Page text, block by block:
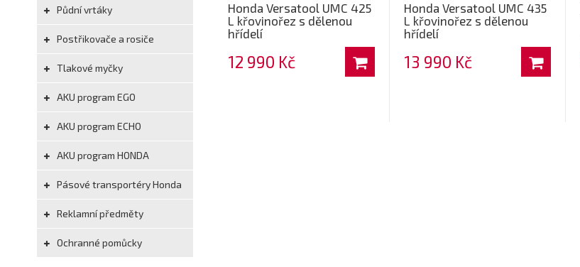
Půdní vrtáky
Postřikovače a rosiče
Tlakové myčky
AKU program EGO
AKU program ECHO
AKU program HONDA
Pásové transportéry Honda
Reklamní předměty
Ochranné pomůcky
Honda Versatool UMC 425
L křovinořez s dělenou
hřídelí
12 990 Kč
Honda Versatool UMC 435
L křovinořez s dělenou
hřídelí
13 990 Kč